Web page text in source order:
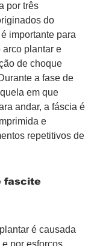
por três
do
importante para
arco plantar e
de choque
a fase de
em que
andar, a fáscia é
e
repetitivos de
fascite
é causada